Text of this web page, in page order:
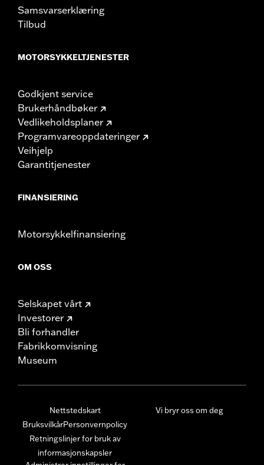
Samsvarserklæring
Tilbud
MOTORSYKKELTJENESTER
Godkjent service
Brukerhåndbøker
Vedlikeholdsplaner
Programvareoppdateringer
Veihjelp
Garantitjenester
FINANSIERING
Motorsykkelfinansiering
OM OSS
Selskapet vårt
Investorer
Bli forhandler
Fabrikkomvisning
Museum
Nettstedskart
BruksvilkårPersonvernpolicy
Retningslinjer for bruk av
informasjonskapsler
Vi bryr oss om deg